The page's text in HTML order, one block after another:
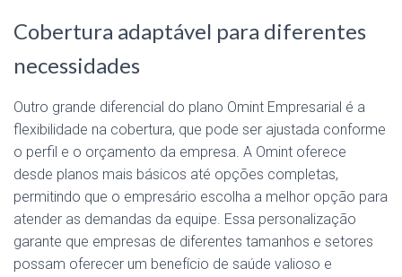
Cobertura adaptável para diferentes
necessidades
Outro grande diferencial do plano Omint Empresarial é a
flexibilidade na cobertura, que pode ser ajustada conforme
o perfil e o orçamento da empresa. A Omint oferece
desde planos mais básicos até opções completas,
permitindo que o empresário escolha a melhor opção para
atender as demandas da equipe. Essa personalização
garante que empresas de diferentes tamanhos e setores
possam oferecer um benefício de saúde valioso e